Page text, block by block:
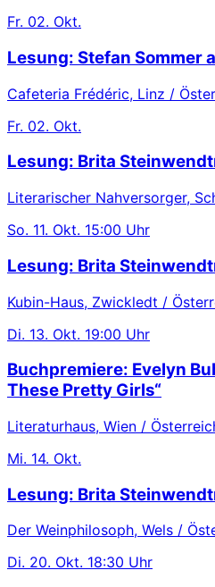
Fr. 02. Okt.
Lesung: Stefan Sommer
Cafeteria Frédéric, Linz /
Fr. 02. Okt.
Lesung: Brita
Literarischer Nahversorger,
So. 11. Okt. 15:00 Uhr
Lesung: Brita
Kubin-Haus, Zwickledt /
Di. 13. Okt. 19:00 Uhr
Buchpremiere: Evelyn
These Pretty Girls“
Literaturhaus, Wien /
Mi. 14. Okt.
Lesung: Brita
Der Weinphilosoph, Wels /
Di. 20. Okt. 18:30 Uhr